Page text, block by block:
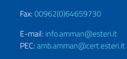
Fax:00962(0)64659730
E-mail: info.amman@esteri.it
PEC:amb.amman@cert.esteri.it